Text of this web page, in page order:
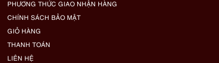
PHƯƠNG THỨC GIAO NHẬN HÀNG
CHÍNH SÁCH BẢO MẬT
GIỎ HÀNG
THANH TOÁN
LIÊN HỆ